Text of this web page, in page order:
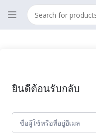
ยินดีต้อนรับกลับ